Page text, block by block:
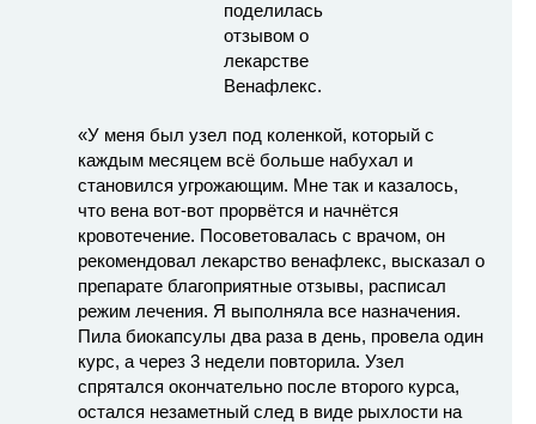
«У меня был узел под коленкой, который с
каждым месяцем всё больше набухал и
становился угрожающим. Мне так и казалось,
что вена вот-вот прорвётся и начнётся
кровотечение. Посоветовалась с врачом, он
рекомендовал лекарство венафлекс, высказал о
препарате благоприятные отзывы, расписал
режим лечения. Я выполняла все назначения.
Пила биокапсулы два раза в день, провела один
курс, а через 3 недели повторила. Узел
спрятался окончательно после второго курса,
остался незаметный след в виде рыхлости на